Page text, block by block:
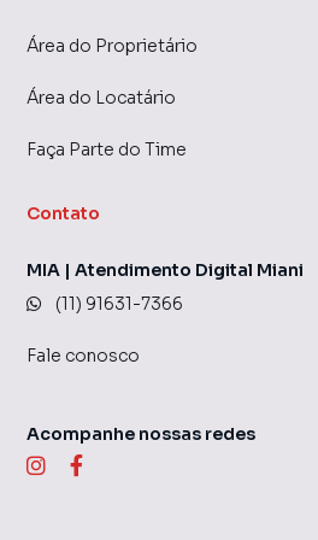
Área do Proprietário
Área do Locatário
Faça Parte do Time
Contato
MIA | Atendimento Digital Miani
(11) 91631-7366
Fale conosco
Acompanhe nossas redes